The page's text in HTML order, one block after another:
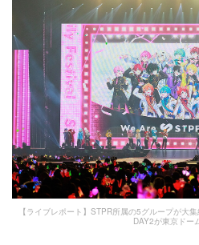
【ライブレポート】STPR所属の5グループが大
DAY2が東京ドー